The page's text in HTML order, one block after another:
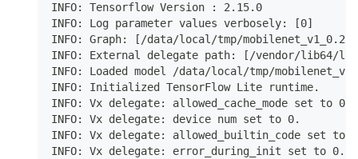
INFO: Tensorflow Version : 2.15.0
INFO: Log parameter values verbosely: [0]
INFO: Graph: [/data/local/tmp/
INFO: External delegate path: [/vendor/lib64/
INFO: Loaded model /data/local/tmp/
INFO: Initialized TensorFlow Lite runtime.
INFO: Vx delegate: allowed_cache_mode set to 0.
INFO: Vx delegate: device num set to 0.
INFO: Vx delegate: allowed_builtin_code set to
INFO: Vx delegate: error_during_init set to 0.